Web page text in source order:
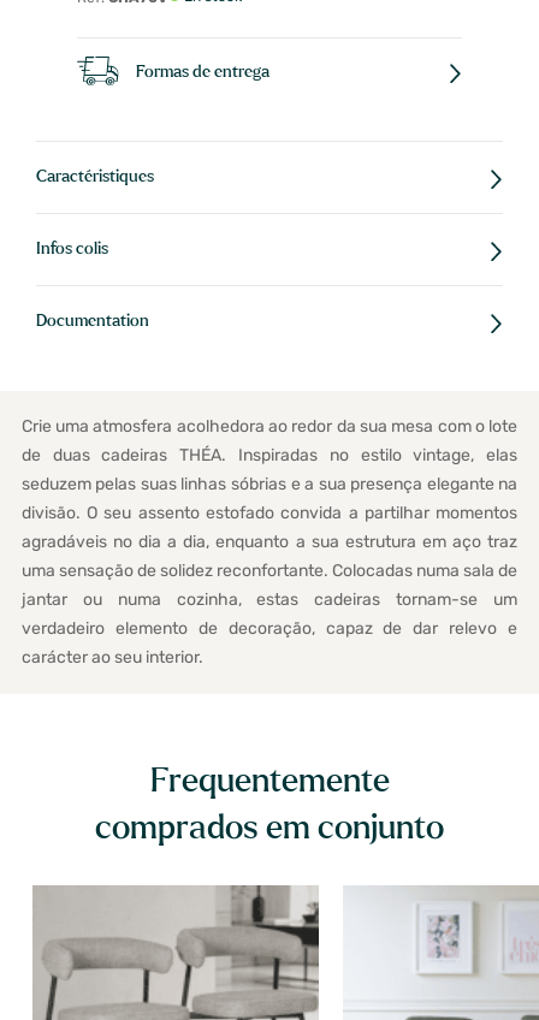
Formas de entrega
Caractéristiques
Infos colis
Documentation
Crie uma atmosfera acolhedora ao redor da sua mesa com o lote
de duas cadeiras THÉA. Inspiradas no estilo vintage, elas
seduzem pelas suas linhas sóbrias e a sua presença elegante na
divisão. O seu assento estofado convida a partilhar momentos
agradáveis no dia a dia, enquanto a sua estrutura em aço traz
uma sensação de solidez reconfortante. Colocadas numa sala de
jantar ou numa cozinha, estas cadeiras tornam-se um
verdadeiro elemento de decoração, capaz de dar relevo e
carácter ao seu interior.
Frequentemente
comprados em conjunto